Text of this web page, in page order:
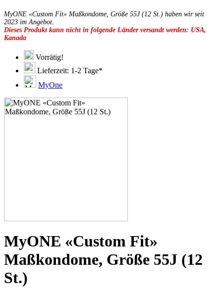
49C
49D
49E
49F
49G
51C
51D
51E
51F
51H
53C
57G
57H
57K
60E
60F
60G
MyONE «Custom Fit» Maßkondome, Größe 55J (12 St.) haben wir seit
2023 im Angebot.
Dieses Produkt kann nicht in folgende Länder versandt werden: USA,
Kanada
Vorrätig!
Lieferzeit: 1-2 Tage*
MyOne
MyONE «Custom Fit»
Maßkondome, Größe 55J (12
St.)